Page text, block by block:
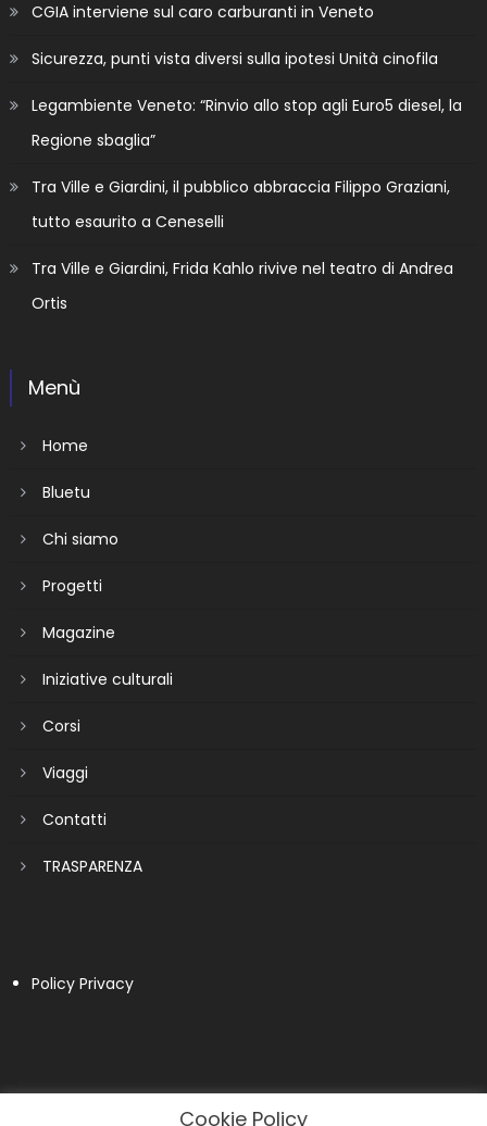
CGIA interviene sul caro carburanti in Veneto
Sicurezza, punti vista diversi sulla ipotesi Unità cinofila
Legambiente Veneto: “Rinvio allo stop agli Euro5 diesel, la
Regione sbaglia”
Tra Ville e Giardini, il pubblico abbraccia Filippo Graziani,
tutto esaurito a Ceneselli
Tra Ville e Giardini, Frida Kahlo rivive nel teatro di Andrea
Ortis
Menù
Home
Bluetu
Chi siamo
Progetti
Magazine
Iniziative culturali
Corsi
Viaggi
Contatti
TRASPARENZA
Policy Privacy
Cookie Policy